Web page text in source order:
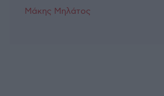
Μάκης Μηλάτος